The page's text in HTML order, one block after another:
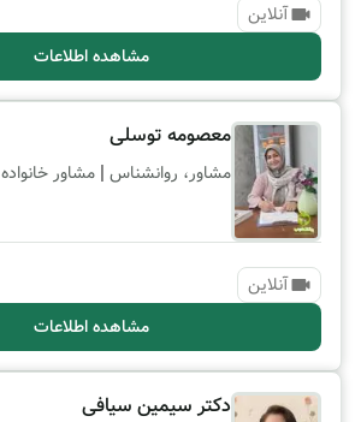
آنلاین
مشاهده اطلاعات
معصومه توسلی
مشاور، روانشناس | مشاور خانواده
آنلاین
مشاهده اطلاعات
دکتر سیمین سیافی